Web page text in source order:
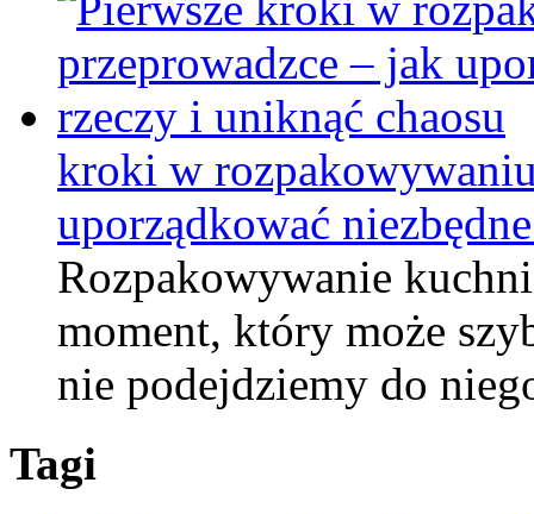
kroki w
uporządkować
Rozpakowywanie
moment, który może
nie podejdziemy do
Tagi